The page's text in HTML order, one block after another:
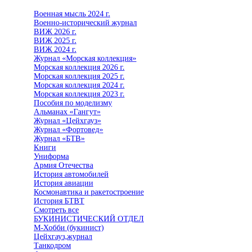
Военная мысль 2024 г.
Военно-исторический журнал
ВИЖ 2026 г.
ВИЖ 2025 г.
ВИЖ 2024 г.
Журнал «Морская коллекция»
Морская коллекция 2026 г.
Морская коллекция 2025 г.
Морская коллекция 2024 г.
Морская коллекция 2023 г.
Пособия по моделизму
Альманах «Гангут»
Журнал «Цейхгауз»
Журнал «Фортовед»
Журнал «БТВ»
Книги
Униформа
Армия Отечества
История автомобилей
История авиации
Космонавтика и ракетостроение
История БТВТ
Смотреть все
БУКИНИСТИЧЕСКИЙ ОТДЕЛ
М-Хобби (букинист)
Цейхгауз,журнал
Танкодром